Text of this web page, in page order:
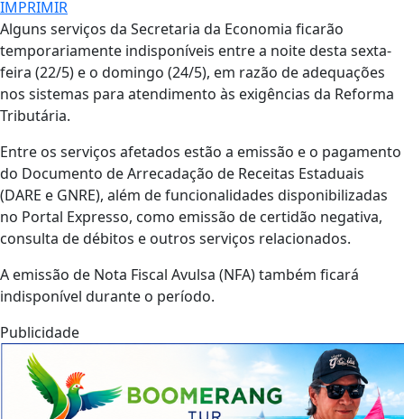
IMPRIMIR
Alguns serviços da Secretaria da Economia ficarão
temporariamente indisponíveis entre a noite desta sexta-
feira (22/5) e o domingo (24/5), em razão de adequações
nos sistemas para atendimento às exigências da Reforma
Tributária.
Entre os serviços afetados estão a emissão e o pagamento
do Documento de Arrecadação de Receitas Estaduais
(DARE e GNRE), além de funcionalidades disponibilizadas
no Portal Expresso, como emissão de certidão negativa,
consulta de débitos e outros serviços relacionados.
A emissão de Nota Fiscal Avulsa (NFA) também ficará
indisponível durante o período.
Publicidade